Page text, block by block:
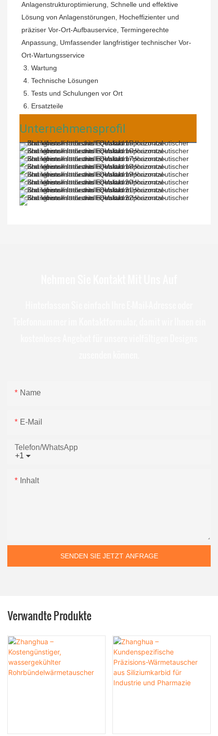
Anlagenstrukturoptimierung, Schnelle und effektive
Lösung von Anlagenstörungen, Hocheffizienter und
präziser Vor-Ort-Aufbauservice, Termingerechte
Anpassung, Umfassender langfristiger technischer Vor-
Ort-Wartungsservice
3. Wartung
4. Technische Lösungen
5. Tests und Schulungen vor Ort
6. Ersatzteile
Unternehmensprofil
Name
E-Mail
+1
Telefon/WhatsApp
Inhalt
SENDEN SIE JETZT ANFRAGE
Verwandte Produkte